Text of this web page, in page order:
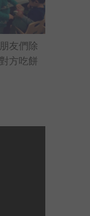
友們除
方吃餅